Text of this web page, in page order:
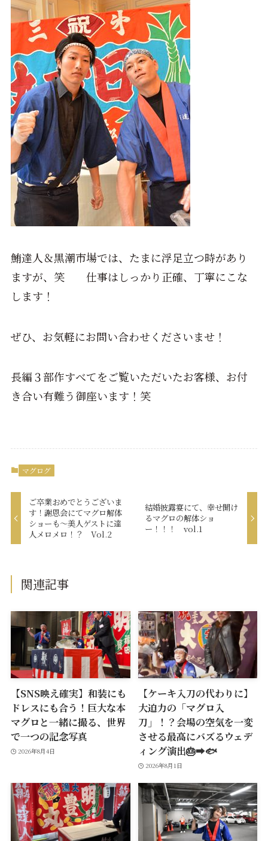
鮪達人＆黒潮市場では、たまに浮足立つ時があり
ますが、笑 仕事はしっかり正確、丁寧にこな
します！
ぜひ、お気軽にお問い合わせくださいませ！
長編３部作すべてをご覧いただいたお客様、お付
き合い有難う御座います！笑
マグログ
ご卒業おめでとうございま
す！謝恩会にてマグロ解体
ショーも～美人ゲストに達
人メロメロ！？ Vol.2
結婚披露宴にて、幸せ開け
るマグロの解体ショ
ー！！！ vol.1
関連記事
【SNS映え確実】和装にも
ドレスにも合う！巨大な本
マグロと一緒に撮る、世界
で一つの記念写真
2026年8月4日
【ケーキ入刀の代わりに】
大迫力の「マグロ入
刀」！？会場の空気を一変
させる最高にバズるウェデ
ィング演出🎂➡️🐟
2026年8月1日